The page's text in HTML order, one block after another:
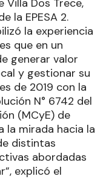
la EPESA 2.
la experiencia
que en un
generar valor
y gestionar su
de 2019 con la
N° 6742 del
(MCyE) de
la mirada hacia la
distintas
abordadas
explicó el